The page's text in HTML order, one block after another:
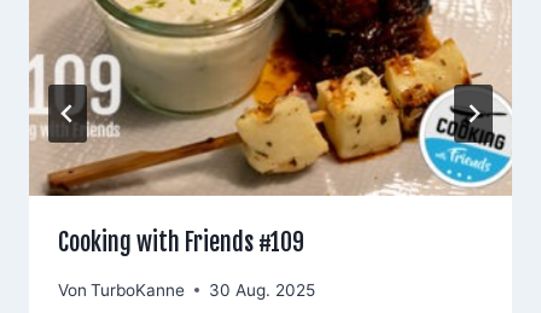
Cooking with Friends #109
Von TurboKanne 30 Aug. 2025